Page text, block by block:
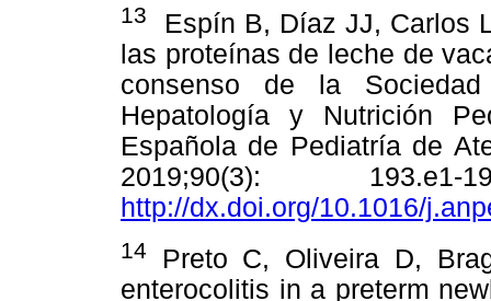
13
Espín B, Díaz JJ, Carlos
las proteínas de leche de
consenso de la
Hepatología y Nutrición
Española de Pediatría de
2019;90(3):
http://dx.doi.org/10.1016/
14
Preto C, Oliveira D,
enterocolitis in a preterm